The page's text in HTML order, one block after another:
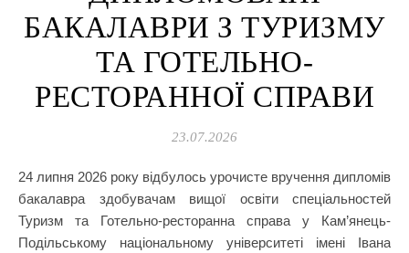
БАКАЛАВРИ З ТУРИЗМУ
ТА ГОТЕЛЬНО-
РЕСТОРАННОЇ СПРАВИ
23.07.2026
24 липня 2026 року відбулось урочисте вручення дипломів
бакалавра здобувачам вищої освіти спеціальностей
Туризм та Готельно-ресторанна справа у Кам’янець-
Подільському національному університеті імені Івана